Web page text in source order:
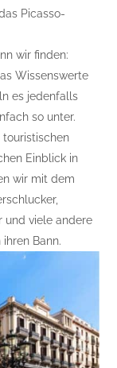
Picasso-
wir finden:
Wissenswerte
es jedenfalls
so unter.
Einblick in
wir mit dem
und viele andere
Bann.